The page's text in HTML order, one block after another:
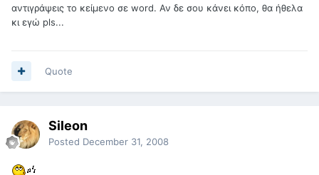
αντιγράψεις το κείμενο σε word. Αν δε σου κάνει κόπο, θα ήθελα
κι εγώ pls...
Quote
Sileon
Posted December 31, 2008